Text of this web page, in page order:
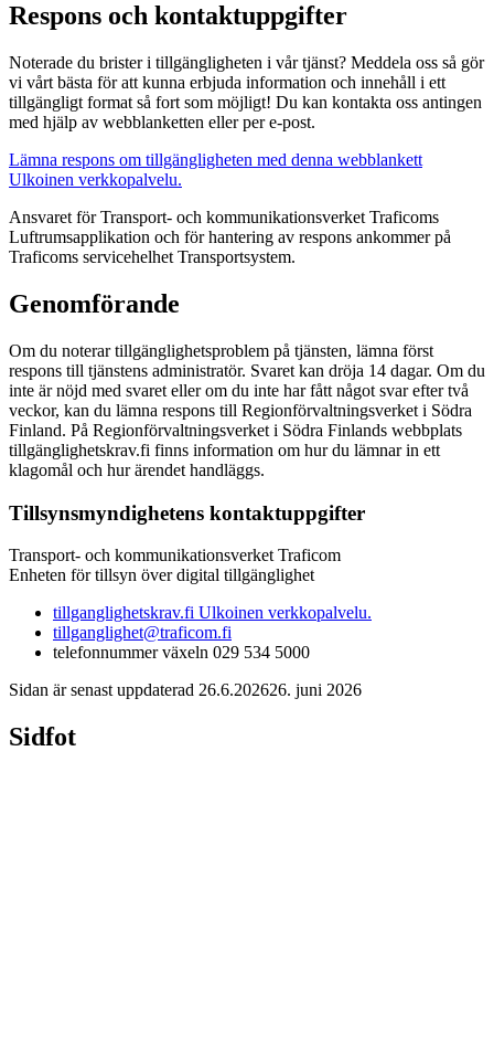
Respons och kontaktuppgifter
Noterade du brister i tillgängligheten i vår tjänst? Meddela oss så gör
vi vårt bästa för att kunna erbjuda information och innehåll i ett
tillgängligt format så fort som möjligt! Du kan kontakta oss antingen
med hjälp av webblanketten eller per e-post.
Lämna respons om tillgängligheten med denna webblankett
Ulkoinen verkkopalvelu.
Ansvaret för Transport- och kommunikationsverket Traficoms
Luftrumsapplikation och för hantering av respons ankommer på
Traficoms servicehelhet Transportsystem.
Genomförande
Om du noterar tillgänglighetsproblem på tjänsten, lämna först
respons till tjänstens administratör. Svaret kan dröja 14 dagar. Om du
inte är nöjd med svaret eller om du inte har fått något svar efter två
veckor, kan du lämna respons till Regionförvaltningsverket i Södra
Finland. På Regionförvaltningsverket i Södra Finlands webbplats
tillgänglighetskrav.fi finns information om hur du lämnar in ett
klagomål och hur ärendet handläggs.
Tillsynsmyndighetens kontaktuppgifter
Transport- och kommunikationsverket Traficom
Enheten för tillsyn över digital tillgänglighet
tillganglighetskrav.fi Ulkoinen verkkopalvelu.
tillganglighet@traficom.fi
telefonnummer växeln 029 534 5000
Sidan är senast uppdaterad 26.6.202626. juni 2026
Sidfot